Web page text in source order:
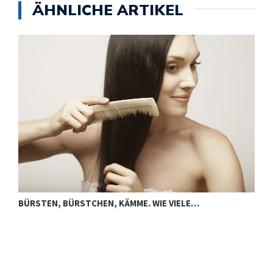
ÄHNLICHE ARTIKEL
BÜRSTEN, BÜRSTCHEN, KÄMME. WIE VIELE…